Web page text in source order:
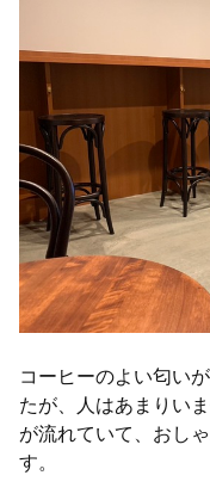
コーヒーのよい匂い
たが、人はあまりい
が流れていて、おし
す。